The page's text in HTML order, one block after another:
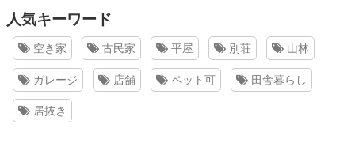
人気キーワード
空き家 古民家 平屋 別荘 山林
ガレージ 店舗 ペット可 田舎暮らし
居抜き